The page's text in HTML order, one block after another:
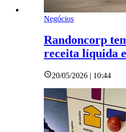
Negócios
Randoncorp
receita líquida
20/05/2026 | 10:44